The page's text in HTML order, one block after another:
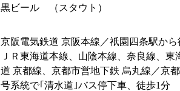
黒ビール （スタウト）
京阪電気鉄道 京阪本線／祇園四条駅から
ＪＲ東海道本線、山陰本線、奈良線、
道 京都線、京都市営地下鉄 烏丸線／京
号系統で｢清水道｣バス停下車、徒歩1分